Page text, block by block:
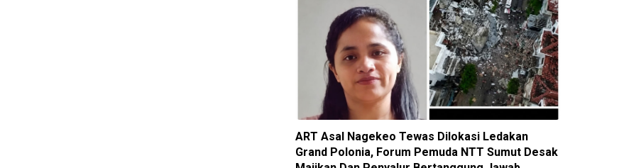
ART Asal Nagekeo Tewas Dilokasi Ledakan
Grand Polonia, Forum Pemuda NTT Sumut Desak